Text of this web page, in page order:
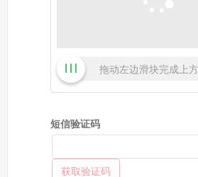
拖动左边滑块完成上
短信验证码
获取验证码